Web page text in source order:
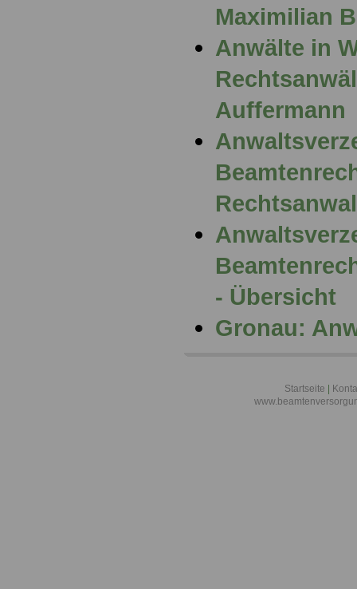
Maximilian
Anwälte in
Auffermann
- Übersicht
Gronau:
Startseite